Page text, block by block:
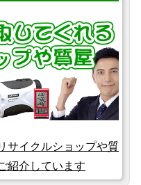
サイクルショップや質
紹介しています